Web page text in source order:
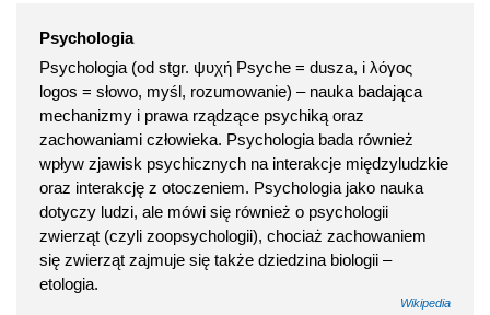
Psychologia
Psychologia (od stgr. ψυχή Psyche = dusza, i λόγος
logos = słowo, myśl, rozumowanie) – nauka badająca
mechanizmy i prawa rządzące psychiką oraz
zachowaniami człowieka. Psychologia bada również
wpływ zjawisk psychicznych na interakcje międzyludzkie
oraz interakcję z otoczeniem. Psychologia jako nauka
dotyczy ludzi, ale mówi się również o psychologii
zwierząt (czyli zoopsychologii), chociaż zachowaniem
się zwierząt zajmuje się także dziedzina biologii –
etologia.
Wikipedia